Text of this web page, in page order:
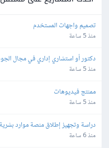
تصميم واجهات المستخدم
منذ 5 ساعة
والمجالات القانونية
منذ 5 ساعة
ممنتج فيديوهات
منذ 5 ساعة
البيع
منذ 6 ساعة